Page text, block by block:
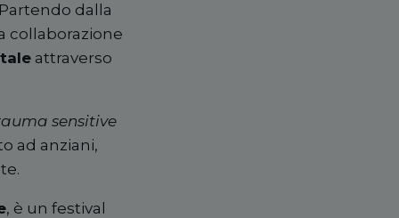
dalla
collaborazione
attraverso
sensitive
ad anziani,
, è un festival